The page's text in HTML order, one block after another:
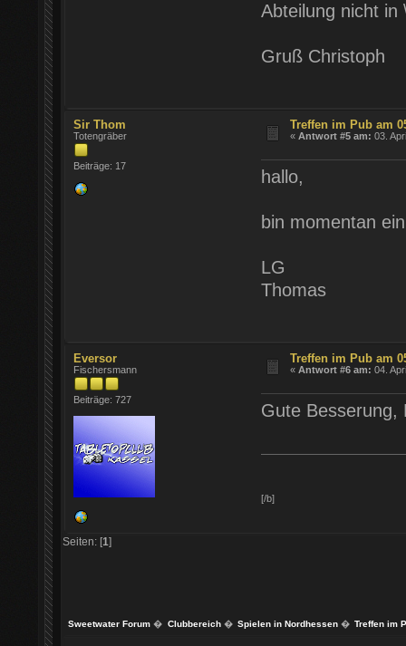
Abteilung nicht in
Gruß Christoph
Sir Thom
Totengräber
Beiträge: 17
Treffen im Pub am
«Antwort #5 am: 03.
hallo,
bin momentan
LG
Thomas
Eversor
Fischersmann
Beiträge: 727
Treffen im Pub am
«Antwort #6 am: 04.
Gute Besserung,
[/b]
Seiten: [1]
Sweetwater Forum � Clubbereich� Spielen in Nordhessen� Treffen im